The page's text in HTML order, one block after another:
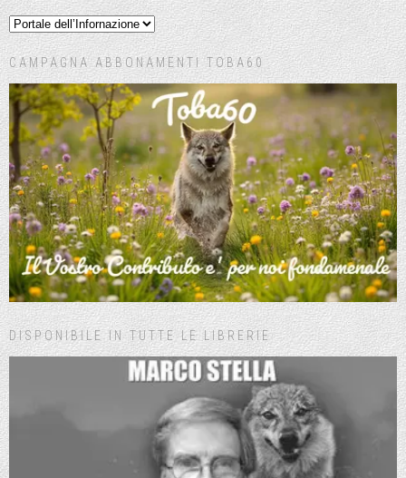
CAMPAGNA ABBONAMENTI TOBA60
DISPONIBILE IN TUTTE LE LIBRERIE